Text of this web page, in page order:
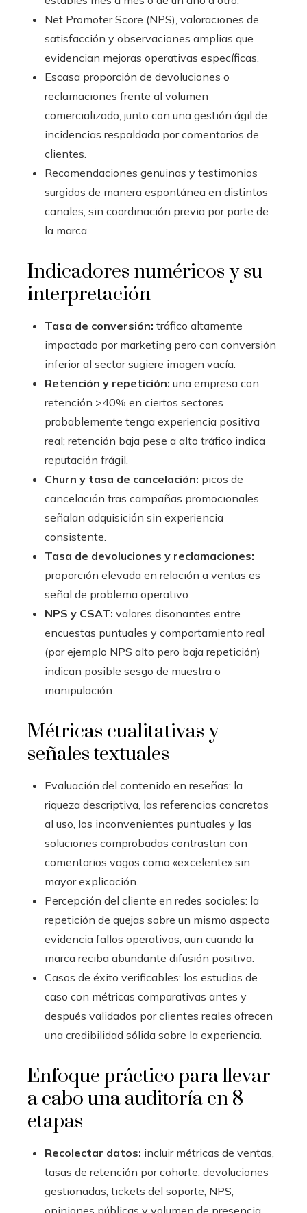
Net Promoter Score (NPS), valoraciones de
satisfacción y observaciones amplias que
evidencian mejoras operativas específicas.
Escasa proporción de devoluciones o
reclamaciones frente al volumen
comercializado, junto con una gestión ágil de
incidencias respaldada por comentarios de
clientes.
Recomendaciones genuinas y testimonios
surgidos de manera espontánea en distintos
canales, sin coordinación previa por parte de
la marca.
Indicadores numéricos y su
interpretación
Tasa de conversión: tráfico altamente
impactado por marketing pero con conversión
inferior al sector sugiere imagen vacía.
Retención y repetición: una empresa con
retención >40% en ciertos sectores
probablemente tenga experiencia positiva
real; retención baja pese a alto tráfico indica
reputación frágil.
Churn y tasa de cancelación: picos de
cancelación tras campañas promocionales
señalan adquisición sin experiencia
consistente.
Tasa de devoluciones y reclamaciones:
proporción elevada en relación a ventas es
señal de problema operativo.
NPS y CSAT: valores disonantes entre
encuestas puntuales y comportamiento real
(por ejemplo NPS alto pero baja repetición)
indican posible sesgo de muestra o
manipulación.
Métricas cualitativas y
señales textuales
Evaluación del contenido en reseñas: la
riqueza descriptiva, las referencias concretas
al uso, los inconvenientes puntuales y las
soluciones comprobadas contrastan con
comentarios vagos como «excelente» sin
mayor explicación.
Percepción del cliente en redes sociales: la
repetición de quejas sobre un mismo aspecto
evidencia fallos operativos, aun cuando la
marca reciba abundante difusión positiva.
Casos de éxito verificables: los estudios de
caso con métricas comparativas antes y
después validados por clientes reales ofrecen
una credibilidad sólida sobre la experiencia.
Enfoque práctico para llevar
a cabo una auditoría en 8
etapas
Recolectar datos: incluir métricas de ventas,
tasas de retención por cohorte, devoluciones
gestionadas, tickets del soporte, NPS,
opiniones públicas y volumen de presencia